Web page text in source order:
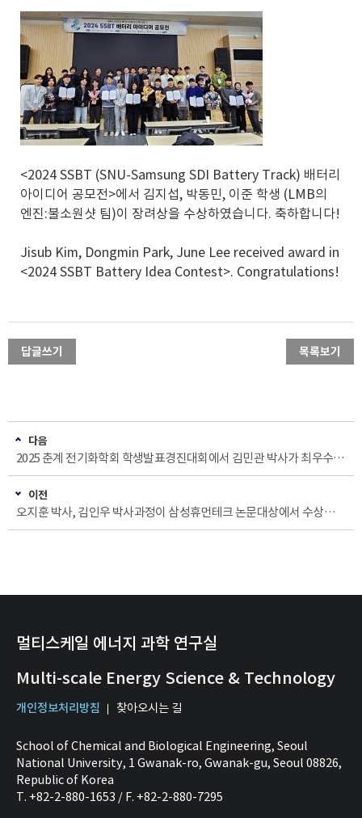
<2024 SSBT (SNU-Samsung SDI Battery Track) 배터리
아이디어 공모전>에서 김지섭, 박동민, 이준 학생 (LMB의
엔진:불소원샷 팀)이 장려상을 수상하였습니다. 축하합니다!
Jisub Kim, ​Dongmin Park, June Lee received award in
<2024 SSBT Battery Idea Contest>. Congratulations!​
답글쓰기 목록보기
다음
2025 춘계 전기화학회 학생발표경진대회에서 김민관 박사가 최우수상을 수상하였습니다. 축하합니다!
이전
오지훈 박사, 김인우 박사과정이 삼성휴먼테크 논문대상에서 수상하였습니다. 축하합니다!
멀티스케일 에너지 과학 연구실
Multi-scale Energy Science & Technology
개인정보처리방침 찾아오시는 길
School of Chemical and Biological Engineering, Seoul
National University, 1 Gwanak-ro, Gwanak-gu, Seoul 08826,
Republic of Korea
T. +82-2-880-1653 / F. +82-2-880-7295